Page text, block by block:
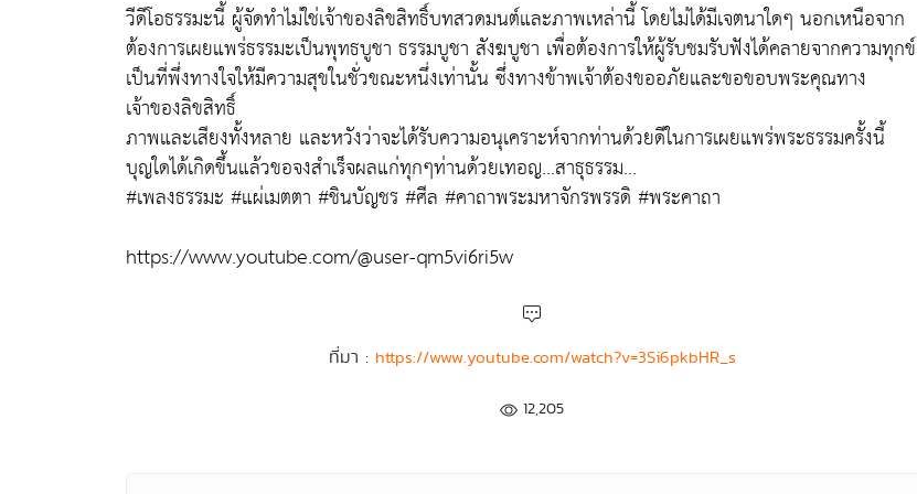
วีดีโอธรรมะนี้ ผู้จัดทำไม่ใช่เจ้าของลิขสิทธิ์บทสวดมนต์และภาพเหล่านี้ โดยไม่ได้มีเจตนาใดๆ นอกเหนือจาก
ต้องการเผยแพร่ธรรมะเป็นพุทธบูชา ธรรมบูชา สังฆบูชา เพื่อต้องการให้ผู้รับชมรับฟังได้คลายจากความทุกข์
เป็นที่พึ่งทางใจให้มีความสุขในชั่วขณะหนึ่งเท่านั้น ซึ่งทางข้าพเจ้าต้องขออภัยและขอขอบพระคุณทาง
เจ้าของลิขสิทธิ์
ภาพและเสียงทั้งหลาย และหวังว่าจะได้รับความอนุเคราะห์จากท่านด้วยดีในการเผยแพร่พระธรรมครั้งนี้
บุญใดได้เกิดขึ้นแล้วขอจงสำเร็จผลแก่ทุกๆท่านด้วยเทอญ...สาธุธรรม...
#เพลงธรรมะ #แผ่เมตตา #ชินบัญชร #ศีล #คาถาพระมหาจักรพรรดิ #พระคาถา
https://www.youtube.com/@user-qm5vi6ri5w
ที่มา : https://www.youtube.com/watch?v=3Si6pkbHR_s
12,205